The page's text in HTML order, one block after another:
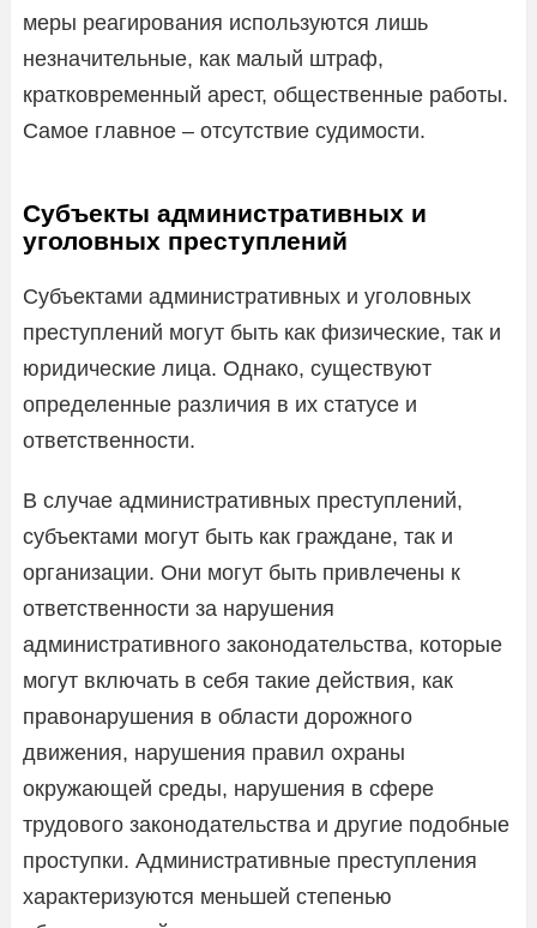
меры реагирования используются лишь
незначительные, как малый штраф,
кратковременный арест, общественные работы.
Самое главное – отсутствие судимости.
Субъекты административных и
уголовных преступлений
Субъектами административных и уголовных
преступлений могут быть как физические, так и
юридические лица. Однако, существуют
определенные различия в их статусе и
ответственности.
В случае административных преступлений,
субъектами могут быть как граждане, так и
организации. Они могут быть привлечены к
ответственности за нарушения
административного законодательства, которые
могут включать в себя такие действия, как
правонарушения в области дорожного
движения, нарушения правил охраны
окружающей среды, нарушения в сфере
трудового законодательства и другие подобные
проступки. Административные преступления
характеризуются меньшей степенью